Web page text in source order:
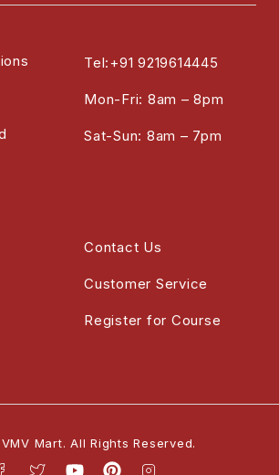
Tel:+91 9219614445
Mon-Fri: 8am – 8pm
Sat-Sun: 8am – 7pm
Contact Us
Customer Service
Register for Course
Mart. All Rights Reserved.